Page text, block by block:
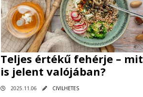
Teljes értékű fehérje – mit
is jelent valójában?
2025.11.06 CIVILHETES